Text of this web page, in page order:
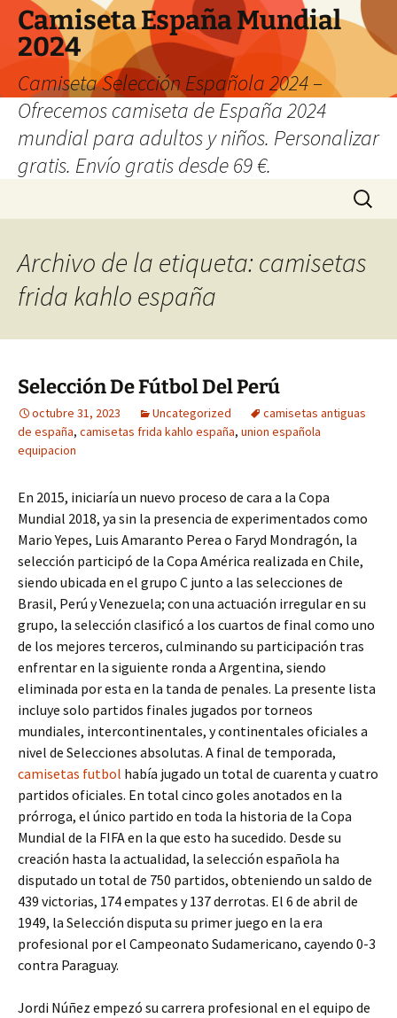
Camiseta España Mundial
2024
Camiseta Selección Española 2024 –
Ofrecemos camiseta de España 2024
mundial para adultos y niños. Personalizar
gratis. Envío gratis desde 69 €.
Buscar:
Archivo de la etiqueta: camisetas
frida kahlo españa
Selección De Fútbol Del Perú
octubre 31, 2023 Uncategorized
camisetas antiguas
de españa, camisetas frida kahlo españa, union española
equipacion
En 2015, iniciaría un nuevo proceso de cara a la Copa
Mundial 2018, ya sin la presencia de experimentados como
Mario Yepes, Luis Amaranto Perea o Faryd Mondragón, la
selección participó de la Copa América realizada en Chile,
siendo ubicada en el grupo C junto a las selecciones de
Brasil, Perú y Venezuela; con una actuación irregular en su
grupo, la selección clasificó a los cuartos de final como uno
de los mejores terceros, culminando su participación tras
enfrentar en la siguiente ronda a Argentina, siendo
eliminada por esta en la tanda de penales. La presente lista
incluye solo partidos finales jugados por torneos
mundiales, intercontinentales, y continentales oficiales a
nivel de Selecciones absolutas. A final de temporada,
camisetas futbol había jugado un total de cuarenta y cuatro
partidos oficiales. En total cinco goles anotados en la
prórroga, el único partido en toda la historia de la Copa
Mundial de la FIFA en la que esto ha sucedido. Desde su
creación hasta la actualidad, la selección española ha
disputado un total de 750 partidos, obteniendo un saldo de
439 victorias, 174 empates y 137 derrotas. El 6 de abril de
1949, la Selección disputa su primer juego en la era
profesional por el Campeonato Sudamericano, cayendo 0-3
contra Paraguay.
Jordi Núñez empezó su carrera profesional en el equipo de